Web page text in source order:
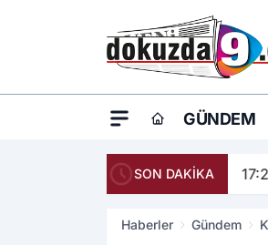
GÜNDEM
SON DAKİKA
Haberler Gündem